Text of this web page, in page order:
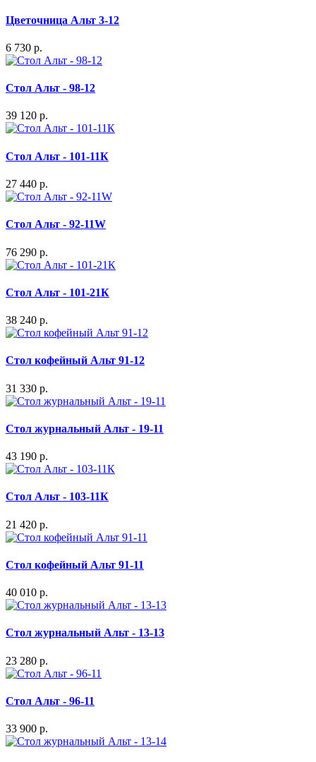
Цветочница Альт 3-12
6 730 р.
Стол Альт - 98-12
39 120 р.
Стол Альт - 101-11К
27 440 р.
Стол Альт - 92-11W
76 290 р.
Стол Альт - 101-21К
38 240 р.
Стол кофейный Альт 91-12
31 330 р.
Стол журнальный Альт - 19-11
43 190 р.
Стол Альт - 103-11К
21 420 р.
Стол кофейный Альт 91-11
40 010 р.
Стол журнальный Альт - 13-13
23 280 р.
Стол Альт - 96-11
33 900 р.